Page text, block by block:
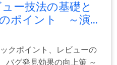
ー技法の基礎と
ポイント ～演...
クポイント、レビューの
バグ発見効果の向上策 ～